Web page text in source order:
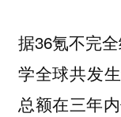
据36氪不完
学全球共发
总额在三年